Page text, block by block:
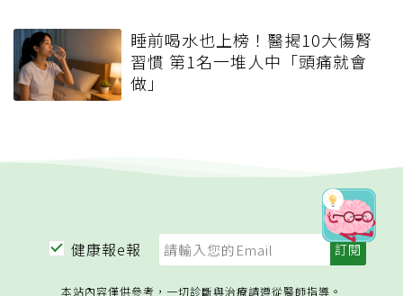
睡前喝水也上榜！醫揭10大傷腎
習慣 第1名一堆人中「頭痛就會
做」
健康報e報
本站內容僅供參考，一切診斷與治療請遵從醫師指導。